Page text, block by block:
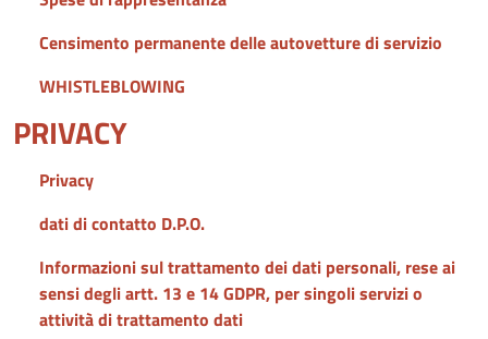
Censimento permanente delle autovetture di servizio
WHISTLEBLOWING
PRIVACY
Privacy
dati di contatto D.P.O.
Informazioni sul trattamento dei dati personali, rese ai
sensi degli artt. 13 e 14 GDPR, per singoli servizi o
attività di trattamento dati